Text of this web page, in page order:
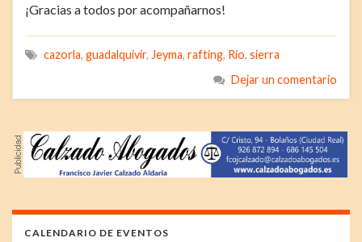
¡Gracias a todos por acompañarnos!
cazorla, guadalquivir, Jeyma, rafting, Río, sierra
Dejar un comentario
CALENDARIO DE EVENTOS